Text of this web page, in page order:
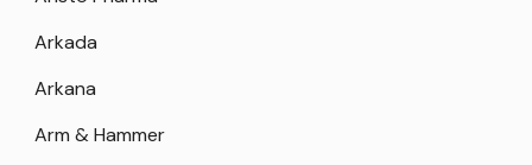
Arkada
Arkana
Arm & Hammer